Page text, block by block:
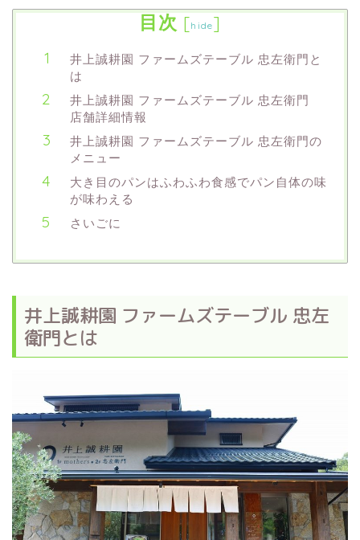
目次 [hide]
井上誠耕園 ファームズテーブル 忠左衛門と
は
井上誠耕園 ファームズテーブル 忠左衛門
店舗詳細情報
井上誠耕園 ファームズテーブル 忠左衛門の
メニュー
大き目のパンはふわふわ食感でパン自体の味
が味わえる
さいごに
井上誠耕園 ファームズテーブル 忠左
衛門とは